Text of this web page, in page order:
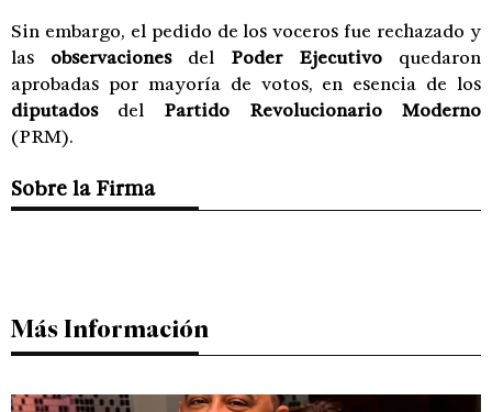
Sin embargo, el pedido de los voceros fue rechazado y
las observacionesdel Poder Ejecutivo quedaron
aprobadas por mayoría de votos, en esencia de los
diputadosdel Partido Revolucionario Moderno
(PRM).
Sobre la Firma
Más Información